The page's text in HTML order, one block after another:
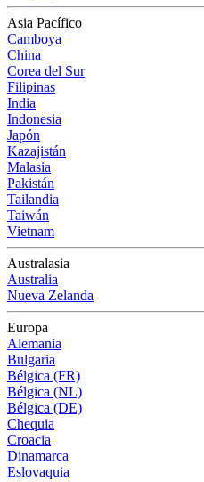
Asia Pacífico
Camboya
China
Corea del Sur
Filipinas
India
Indonesia
Japón
Kazajistán
Malasia
Pakistán
Tailandia
Taiwán
Vietnam
Australasia
Australia
Nueva Zelanda
Europa
Alemania
Bulgaria
Bélgica (FR)
Bélgica (NL)
Bélgica (DE)
Chequia
Croacia
Dinamarca
Eslovaquia